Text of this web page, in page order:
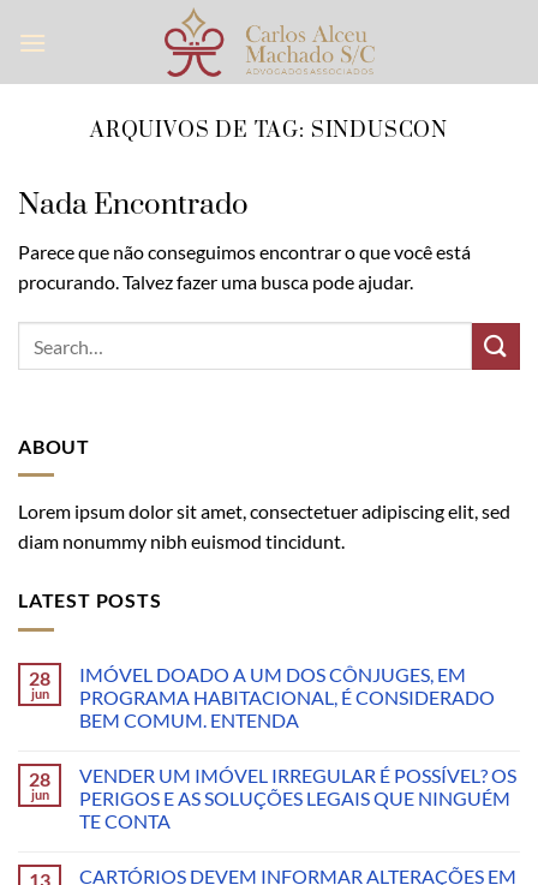
ARQUIVOS DE TAG: SINDUSCON
Nada Encontrado
Parece que não conseguimos encontrar o que você está
procurando. Talvez fazer uma busca pode ajudar.
ABOUT
Lorem ipsum dolor sit amet, consectetuer adipiscing elit, sed
diam nonummy nibh euismod tincidunt.
LATEST POSTS
28
jun
IMÓVEL DOADO A UM DOS CÔNJUGES, EM
PROGRAMA HABITACIONAL, É CONSIDERADO
BEM COMUM. ENTENDA
28
jun
VENDER UM IMÓVEL IRREGULAR É POSSÍVEL? OS
PERIGOS E AS SOLUÇÕES LEGAIS QUE NINGUÉM
TE CONTA
13
CARTÓRIOS DEVEM INFORMAR ALTERAÇÕES EM